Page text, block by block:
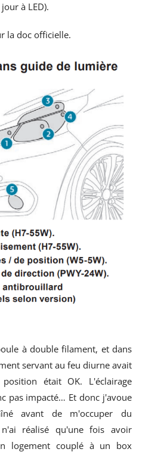
à LED).
la doc officielle.
à double filament, et dans
servant au feu diurne avait
était OK. L'éclairage
pas impacté… Et donc j'avoue
avant de m'occuper du
réalisé qu'une fois avoir
logement couplé à un box